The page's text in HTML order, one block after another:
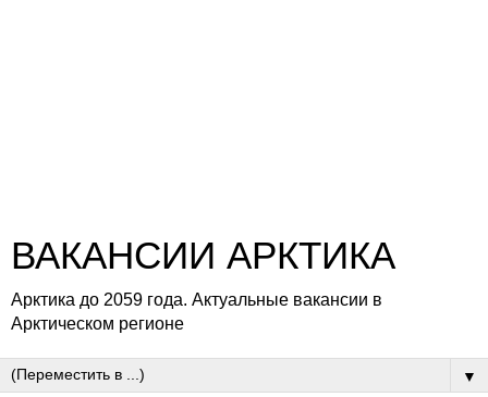
ВАКАНСИИ АРКТИКА
Арктика до 2059 года. Актуальные вакансии в
Арктическом регионе
▼